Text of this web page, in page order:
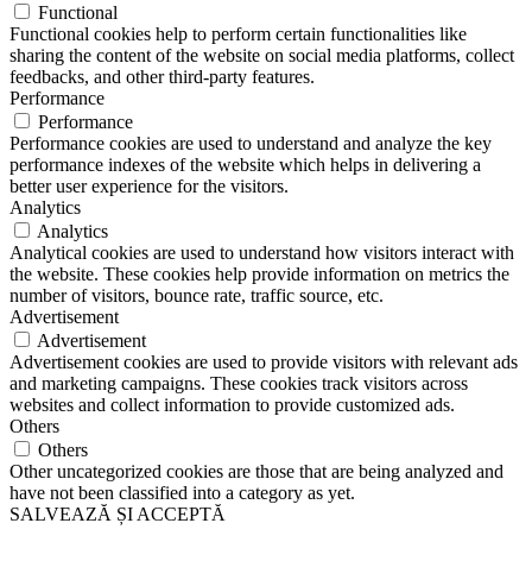
Functional
Functional cookies help to perform certain functionalities like
sharing the content of the website on social media platforms, collect
feedbacks, and other third-party features.
Performance
Performance
Performance cookies are used to understand and analyze the key
performance indexes of the website which helps in delivering a
better user experience for the visitors.
Analytics
Analytics
Analytical cookies are used to understand how visitors interact with
the website. These cookies help provide information on metrics the
number of visitors, bounce rate, traffic source, etc.
Advertisement
Advertisement
Advertisement cookies are used to provide visitors with relevant ads
and marketing campaigns. These cookies track visitors across
websites and collect information to provide customized ads.
Others
Others
Other uncategorized cookies are those that are being analyzed and
have not been classified into a category as yet.
SALVEAZĂ ȘI ACCEPTĂ